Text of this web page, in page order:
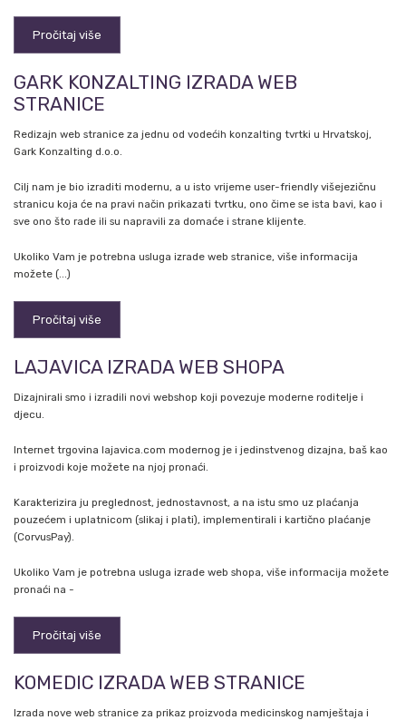
Pročitaj više
GARK KONZALTING IZRADA WEB
STRANICE
Redizajn web stranice za jednu od vodećih konzalting tvrtki u Hrvatskoj,
Gark Konzalting d.o.o.
Cilj nam je bio izraditi modernu, a u isto vrijeme user-friendly višejezičnu
stranicu koja će na pravi način prikazati tvrtku, ono čime se ista bavi, kao i
sve ono što rade ili su napravili za domaće i strane klijente.
Ukoliko Vam je potrebna usluga izrade web stranice, više informacija
možete (...)
Pročitaj više
LAJAVICA IZRADA WEB SHOPA
Dizajnirali smo i izradili novi webshop koji povezuje moderne roditelje i
djecu.
Internet trgovina lajavica.com modernog je i jedinstvenog dizajna, baš kao
i proizvodi koje možete na njoj pronaći.
Karakterizira ju preglednost, jednostavnost, a na istu smo uz plaćanja
pouzećem i uplatnicom (slikaj i plati), implementirali i kartično plaćanje
(CorvusPay).
Ukoliko Vam je potrebna usluga izrade web shopa, više informacija možete
pronaći na -
Pročitaj više
KOMEDIC IZRADA WEB STRANICE
Izrada nove web stranice za prikaz proizvoda medicinskog namještaja i